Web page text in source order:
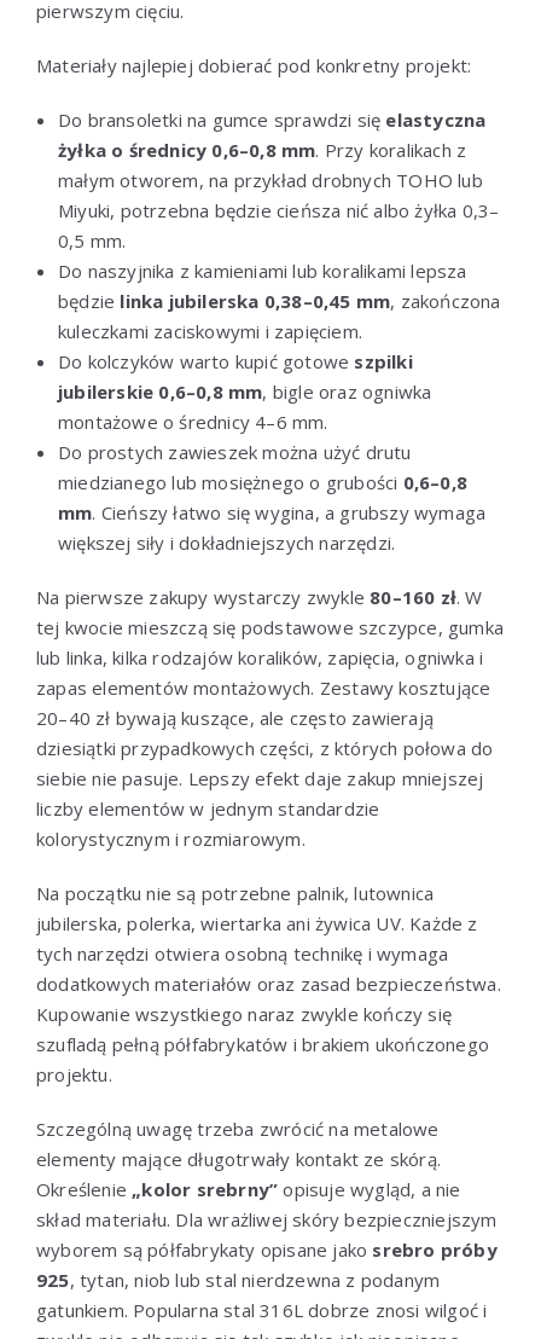
pierwszym cięciu.
Materiały najlepiej dobierać pod konkretny projekt:
Do bransoletki na gumce sprawdzi się elastyczna
żyłka o średnicy 0,6–0,8 mm. Przy koralikach z
małym otworem, na przykład drobnych TOHO lub
Miyuki, potrzebna będzie cieńsza nić albo żyłka 0,3–
0,5 mm.
Do naszyjnika z kamieniami lub koralikami lepsza
będzie linka jubilerska 0,38–0,45 mm, zakończona
kuleczkami zaciskowymi i zapięciem.
Do kolczyków warto kupić gotowe szpilki
jubilerskie 0,6–0,8 mm, bigle oraz ogniwka
montażowe o średnicy 4–6 mm.
Do prostych zawieszek można użyć drutu
miedzianego lub mosiężnego o grubości 0,6–0,8
mm. Cieńszy łatwo się wygina, a grubszy wymaga
większej siły i dokładniejszych narzędzi.
Na pierwsze zakupy wystarczy zwykle 80–160 zł. W
tej kwocie mieszczą się podstawowe szczypce, gumka
lub linka, kilka rodzajów koralików, zapięcia, ogniwka i
zapas elementów montażowych. Zestawy kosztujące
20–40 zł bywają kuszące, ale często zawierają
dziesiątki przypadkowych części, z których połowa do
siebie nie pasuje. Lepszy efekt daje zakup mniejszej
liczby elementów w jednym standardzie
kolorystycznym i rozmiarowym.
Na początku nie są potrzebne palnik, lutownica
jubilerska, polerka, wiertarka ani żywica UV. Każde z
tych narzędzi otwiera osobną technikę i wymaga
dodatkowych materiałów oraz zasad bezpieczeństwa.
Kupowanie wszystkiego naraz zwykle kończy się
szufladą pełną półfabrykatów i brakiem ukończonego
projektu.
Szczególną uwagę trzeba zwrócić na metalowe
elementy mające długotrwały kontakt ze skórą.
Określenie „kolor srebrny” opisuje wygląd, a nie
skład materiału. Dla wrażliwej skóry bezpieczniejszym
wyborem są półfabrykaty opisane jako srebro próby
925, tytan, niob lub stal nierdzewna z podanym
gatunkiem. Popularna stal 316L dobrze znosi wilgoć i